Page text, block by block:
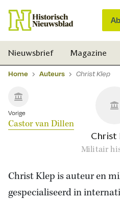
Nieuwsbrief Magazine
Home Auteurs Christ Klep
Vorige
Castor van Dillen
Christ
Militair
Christ Klep is auteur en
gespecialiseerd in